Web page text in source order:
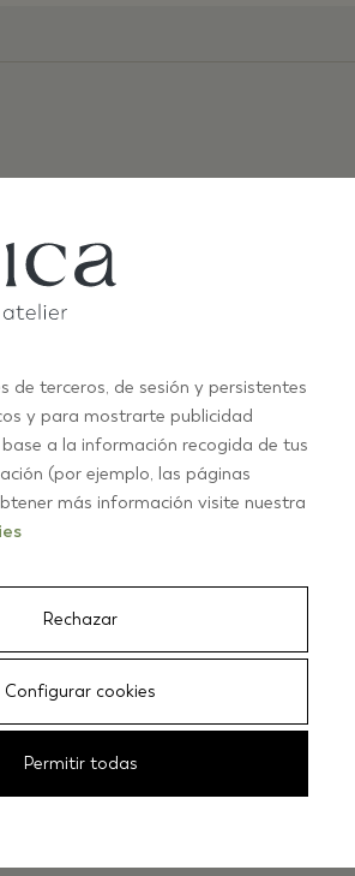
de Cevica
de terceros, de sesión y persistentes
y para mostrarte publicidad
a la información recogida de tus
(por ejemplo, las páginas
más información visite nuestra
Rechazar
Configurar cookies
Permitir todas